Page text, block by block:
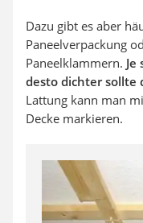
Dazu gibt es aber
Paneelverpackung
Paneelklammern.
desto dichter sollte
Lattung kann man
Decke markieren.